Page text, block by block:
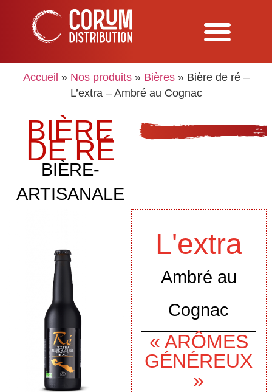
Accueil » Nos produits» Bières» Bière de ré –
L’extra – Ambré au Cognac
BIÈRE
DE RÉ
BIÈRE-
ARTISANALE
L'extra
Ambré au
Cognac
« ARÔMES
GÉNÉREUX
»